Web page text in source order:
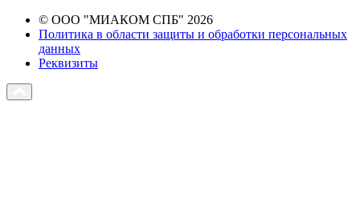
© ООО "МИАКОМ СПБ" 2026
Политика в области защиты и обработки персональных
данных
Реквизиты